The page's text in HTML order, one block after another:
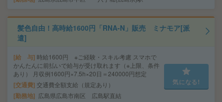
髪色自由！高時給1600円「RNA-N」販売 ミナモア[派
遣]
給 与 時給1600円 ※ご経験・スキル考慮 スマホで
かんたんに前払いで給与が受け取れます（※上限、条件
あり） 月収例1600円×7.5h×20日＝240000円想定
交通費 交通費全額支給（規定あり）
勤務地 広島県広島市南区 広島駅直結
気になる!